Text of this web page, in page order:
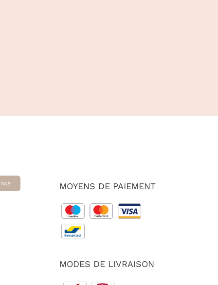
MOYENS DE PAIEMENT
MODES DE LIVRAISON